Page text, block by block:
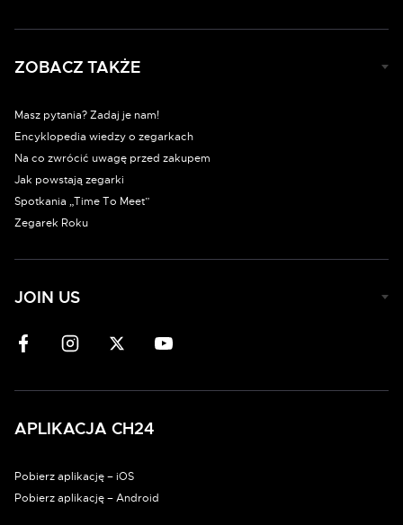
ZOBACZ TAKŻE
Masz pytania? Zadaj je nam!
Encyklopedia wiedzy o zegarkach
Na co zwrócić uwagę przed zakupem
Jak powstają zegarki
Spotkania „Time To Meet”
Zegarek Roku
JOIN US
APLIKACJA CH24
Pobierz aplikację – iOS
Pobierz aplikację – Android